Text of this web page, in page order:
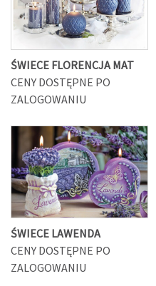
ŚWIECE FLORENCJA MAT
CENY DOSTĘPNE PO
ZALOGOWANIU
ŚWIECE LAWENDA
CENY DOSTĘPNE PO
ZALOGOWANIU